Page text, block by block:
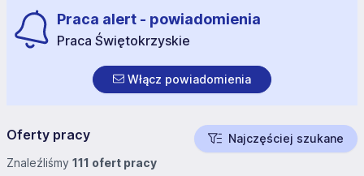
Praca alert - powiadomienia
Praca Świętokrzyskie
Włącz powiadomienia
Oferty pracy
Najczęściej szukane
Znaleźliśmy 111 ofert pracy